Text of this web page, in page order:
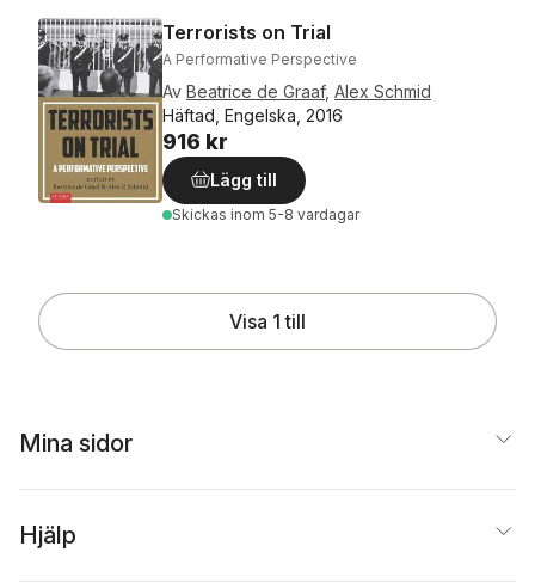
Terrorists on Trial
A Performative Perspective
Av Beatrice de Graaf, Alex Schmid
Häftad, Engelska, 2016
916 kr
Lägg till
Skickas inom 5-8 vardagar
Visa 1 till
Mina sidor
Hjälp